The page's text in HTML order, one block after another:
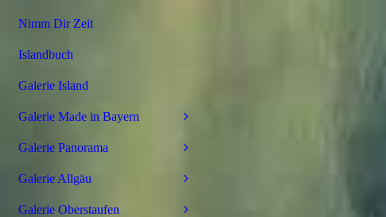
Nimm Dir Zeit
Islandbuch
Galerie Island
Galerie Made in Bayern
Galerie Panorama
Galerie Allgäu
Galerie Oberstaufen